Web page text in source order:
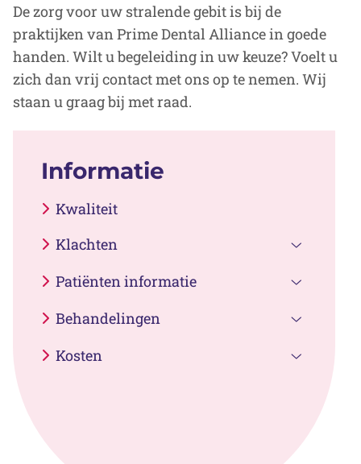
De zorg voor uw stralende gebit is bij de
praktijken van Prime Dental Alliance in goede
handen. Wilt u begeleiding in uw keuze? Voelt u
zich dan vrij contact met ons op te nemen. Wij
staan u graag bij met raad.
Informatie
Kwaliteit
Klachten
submenu
Patiënten informatie
Behandelingen
submenu
Kosten
Kosten
submenu